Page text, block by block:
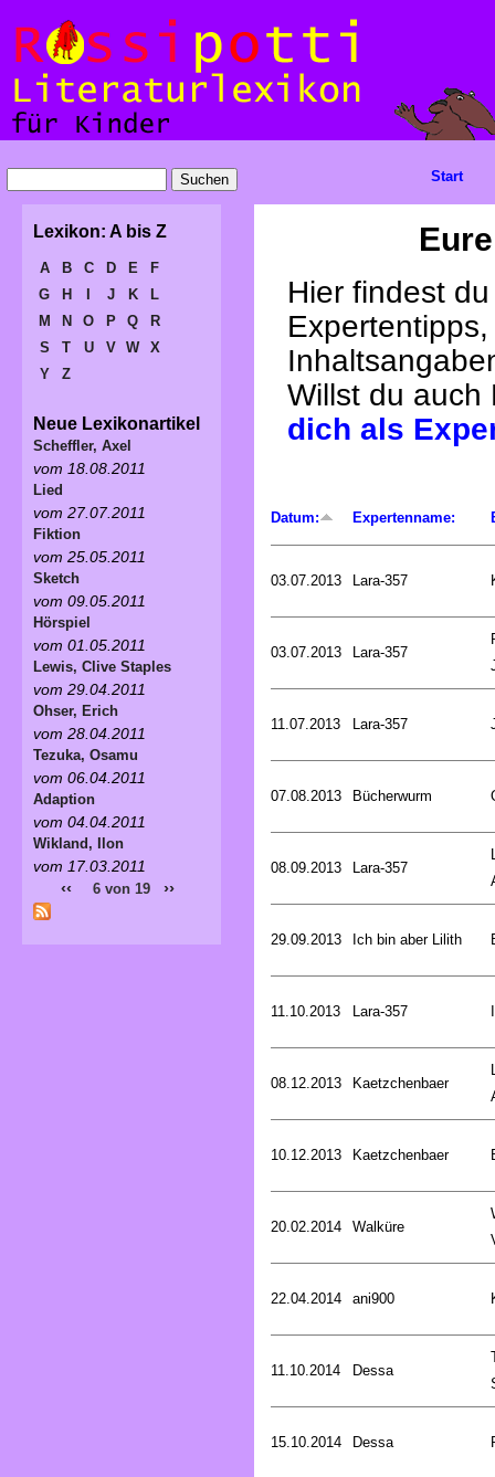
Hier findest
Willst du
dich als
Datum: Expertenname:
03.07.2013 Lara-357
03.07.2013 Lara-357
11.07.2013 Lara-357
07.08.2013 Bücherwurm
08.09.2013 Lara-357
29.09.2013 Ich bin aber Lilith
11.10.2013 Lara-357
08.12.2013 Kaetzchenbaer
10.12.2013 Kaetzchenbaer
20.02.2014 Walküre
22.04.2014 ani900
11.10.2014 Dessa
15.10.2014 Dessa
Start
Lexikon: A bis Z
A B C D E
F
G
H J K
L
M
N O P Q
R
S
T U V W
X
Y
Z
Neue Lexikonartikel
Scheffler, Axel
vom 18.08.2011
Lied
vom 27.07.2011
Fiktion
vom 25.05.2011
Sketch
vom 09.05.2011
Hörspiel
vom 01.05.2011
Lewis, Clive Staples
vom 29.04.2011
Ohser, Erich
vom 28.04.2011
Tezuka, Osamu
vom 06.04.2011
Adaption
vom 04.04.2011
Wikland, Ilon
vom 17.03.2011
‹‹ 6 von 19 ››